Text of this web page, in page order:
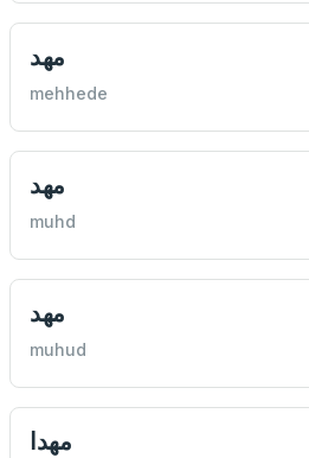
مهد
mehhede
مهد
muhd
مهد
muhud
مهدا